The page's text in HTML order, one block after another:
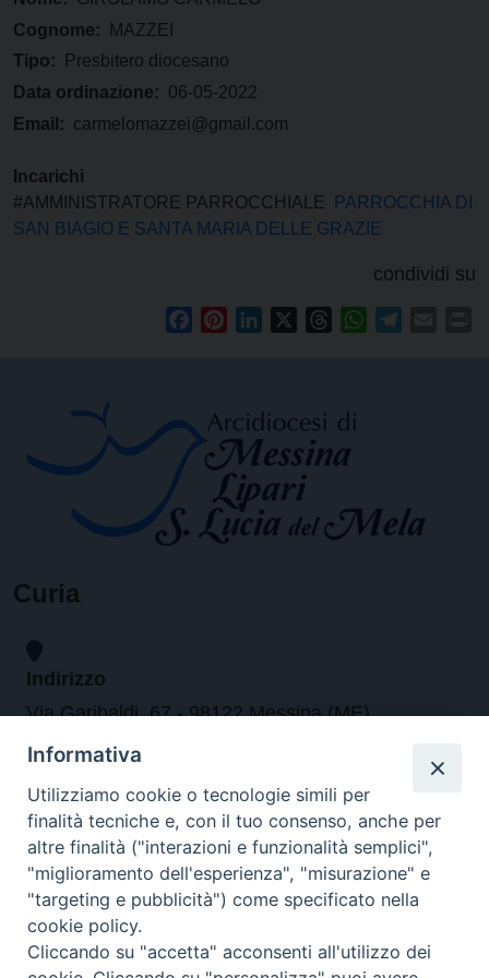
Cognome:
MAZZEI
Tipo:
Presbitero diocesano
Data ordinazione: 06-05-2022
Email: carmelomazzei@gmail.com
Incarichi
#AMMINISTRATORE PARROCCHIALE
PARROCCHIA DI
SAN BIAGIO E SANTA MARIA DELLE GRAZIE
condividi su
FacebookPinterestLinkedIn ThreadsWhatsApp
Curia
Indirizzo
Via Garibaldi, 67 - 98122 Messina (ME)
Orari
da lunedi al venerdi dalle ore 9.30 alle 12.30
Contatti
Tel. 090.6684111 - Fax. 090.6684206
Informativa
Utilizziamo cookie o tecnologie simili per
finalità tecniche e, con il tuo consenso, anche per
altre finalità ("interazioni e funzionalità semplici",
"miglioramento dell'esperienza", "misurazione" e
"targeting e pubblicità") come specificato nella
cookie policy.
Cliccando su "accetta" acconsenti all'utilizzo dei